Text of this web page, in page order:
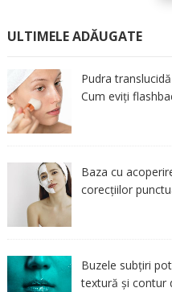
ULTIMELE ADĂUGATE
Pudra
Cum eviți
Baza cu
corecțiilor
Buzele subțiri
textură și contur